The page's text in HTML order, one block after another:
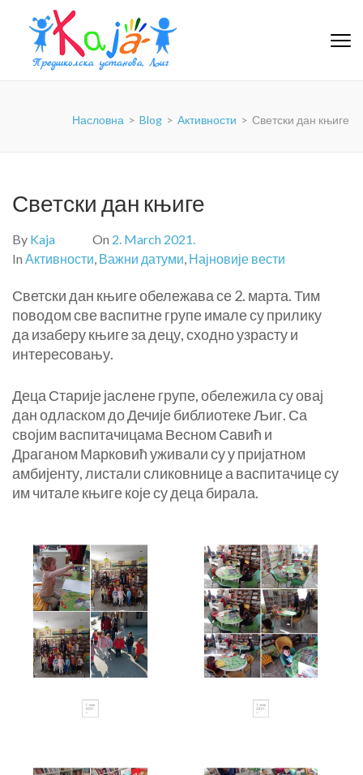
PU-KAJA
Насловна > Blog > Активности > Светски дан књиге
Светски дан књиге
By Kaja On 2. March 2021.
In Активности, Важни датуми, Најновије вести
Светски дан књиге обележава се 2. марта. Тим
поводом све васпитне групе имале су прилику
да изаберу књиге за децу, сходно узрасту и
интересовању.
Деца Старије јаслене групе, обележила су овај
дан одласком до Дечије библиотеке Љиг. Са
својим васпитачицама Весном Савић и
Драганом Марковић уживали су у пријатном
амбијенту, листали сликовнице а васпитачице су
им читале књиге које су деца бирала.